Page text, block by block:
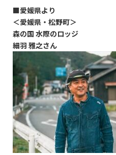
■愛媛県より
＜愛媛県・松野町＞
森の国 水際のロッジ
細羽 雅之さん